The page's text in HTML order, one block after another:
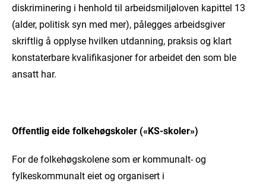
diskriminering i henhold til arbeidsmiljøloven kapittel 13
(alder, politisk syn med mer), pålegges arbeidsgiver
skriftlig å opplyse hvilken utdanning, praksis og klart
konstaterbare kvalifikasjoner for arbeidet den som ble
ansatt har.
Offentlig eide folkehøgskoler («KS-skoler»)
For de folkehøgskolene som er kommunalt- og
fylkeskommunalt eiet og organisert i